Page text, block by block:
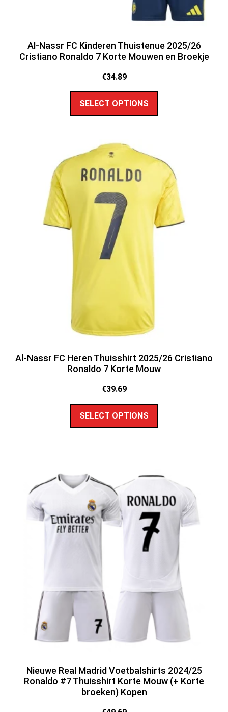
Al-Nassr FC Kinderen Thuistenue 2025/26
Cristiano Ronaldo 7 Korte Mouwen en Broekje
€34.89
SELECT OPTIONS
Al-Nassr FC Heren Thuisshirt 2025/26 Cristiano
Ronaldo 7 Korte Mouw
€39.69
SELECT OPTIONS
Nieuwe Real Madrid Voetbalshirts 2024/25
Ronaldo #7 Thuisshirt Korte Mouw (+ Korte
broeken) Kopen